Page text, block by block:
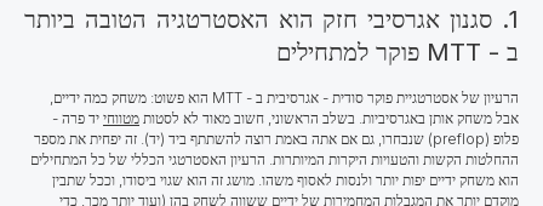
1. סגנון אגרסיבי חזק הוא האסטרטגיה הטובה ביותר
ב - MTT פוקר למתחילים
הרעיון של אסטרטגיית פוקר סודית - אגרסיבית ב - MTT הוא פשוט: משחק כמה ידיים,
אבל משחק אותן באגרסיביות. בשלב הראשוני, חשוב מאוד לא לסטות מטווחי יד פרה -
פלופ (preflop) שנבחרו, גם אם אתה באמת רוצה להשתתף ביד (יד). זה יפחית את מספר
ההחלטות הקשות והטעויות היקרות המיותרות. הרעיון האסטרטגי הכללי של כל המתחילים
הוא משחק ידיים יפות יותר ולנסות לאסוף משהו. מושג זה הוא שגוי ביסודו, וככל שתבין
מוקדם יותר את המגבלות המחמירות של ידיים ששווה לשחק בהן (ועוד יותר מכך, כדי